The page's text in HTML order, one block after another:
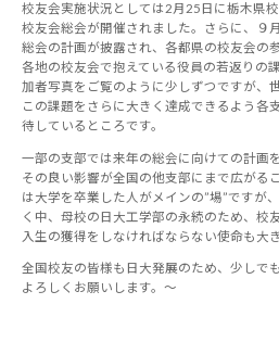
校友会実施状況としては2月25日に栃木県
校友会総会が開催されました。さらに、９
総会の計画が披露され、各都県の校友会の
各地の校友会で抱えている役員の若返りの
加者写真をご覧のように少しずつですが、
この課題をさらに大きく達成できるよう各
待しているところです。
一部の支部では来年の総会に向けての計画
その良い影響が全国の他支部にまで広がる
は大学を卒業した人がメインの”場”ですが
く中、母校の日大工学部の永続のため、校
入生の獲得をしなければならない使命も大
全国校友の皆様も日大発展のため、少しで
よろしくお願いします。～